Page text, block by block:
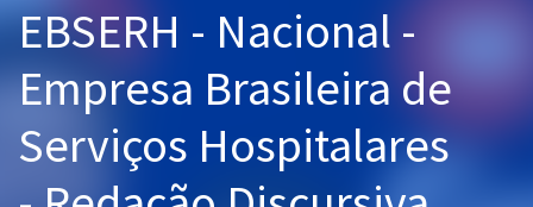
Cursos 20% OFF
Pós
Graduação
OAB
EBSERH - Nacional -
Empresa Brasileira de
Serviços Hospitalares